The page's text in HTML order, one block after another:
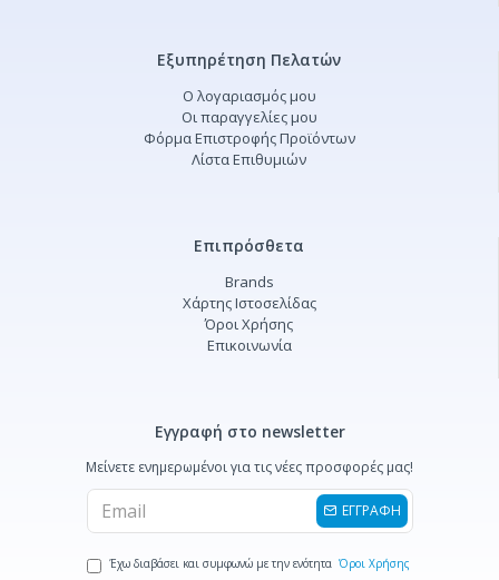
Εξυπηρέτηση Πελατών
Ο λογαριασμός μου
Οι παραγγελίες μου
Φόρμα Επιστροφής Προϊόντων
Λίστα Επιθυμιών
Επιπρόσθετα
Brands
Χάρτης Ιστοσελίδας
Όροι Χρήσης
Επικοινωνία
Εγγραφή στο newsletter
Μείνετε ενημερωμένοι για τις νέες προσφορές μας!
ΕΓΓΡΑΦΗ
Έχω διαβάσει και συμφωνώ με την ενότητα Όροι Χρήσης